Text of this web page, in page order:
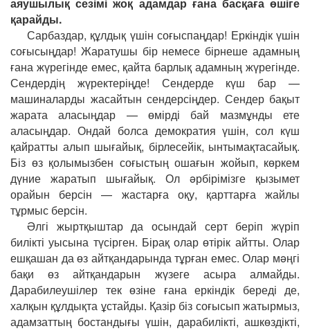
қарайды.
Сарбаздар, құлдық үшін соғыспаңдар! Еркіндік үшін
соғысыңдар! Жаратушы бір немесе бірнеше адамның
ғана жүрегінде емес, қайта барлық адамның жүрегінде.
Сендердің жүректеріңде! Сендерде күш бар —
машиналарды жасайтын сендерсіңдер. Сендер бақыт
жарата аласыңдар — өмірді бай мазмұнды ете
аласыңдар. Ондай болса демократия үшін, сол күш
қайратты алып шығайық, бірлесейік, ынтымақтасайық.
Біз өз қолымызбен соғыстың ошағын жойып, көркем
дүние жаратып шығайық. Ол əрбірімізге қызымет
орайын берсін — жастарға оқу, қарттарға жайлы
тұрмыс берсін.
Əлгі жыртқыштар да осындай серт беріп жүріп
билікті уысына түсірген. Бірақ олар өтірік айтты. Олар
ешқашан да өз айтқандарында тұрған емес. Олар мəңгі
бақи өз айтқандарын жүзеге асыра алмайды.
Дарабилеушілер тек өзіне ғана еркіндік береді де,
халқын құлдықта ұстайды. Қазір біз соғысып жатырмыз,
адамзаттың бостандығы үшін, дарабилікті, ашкөздікті,